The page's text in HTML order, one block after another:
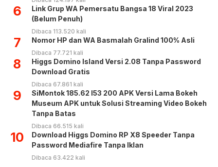
6
Link Grup WA Pemersatu Bangsa 18 Viral 2023
(Belum Penuh)
Dibaca 113.520 kali
7 Nomor HP dan WA Basmalah Gralind 100% Asli
Dibaca 77.721 kali
8
Higgs Domino Island Versi 2.08 Tanpa Password
Download Gratis
Dibaca 67.861 kali
9
SiMontok 185.62 l53 200 APK Versi Lama Bokeh
Museum APK untuk Solusi Streaming Video Bokeh
Tanpa Batas
Dibaca 66.515 kali
10
Download Higgs Domino RP X8 Speeder Tanpa
Password Mediafire Tanpa Iklan
Dibaca 63.422 kali